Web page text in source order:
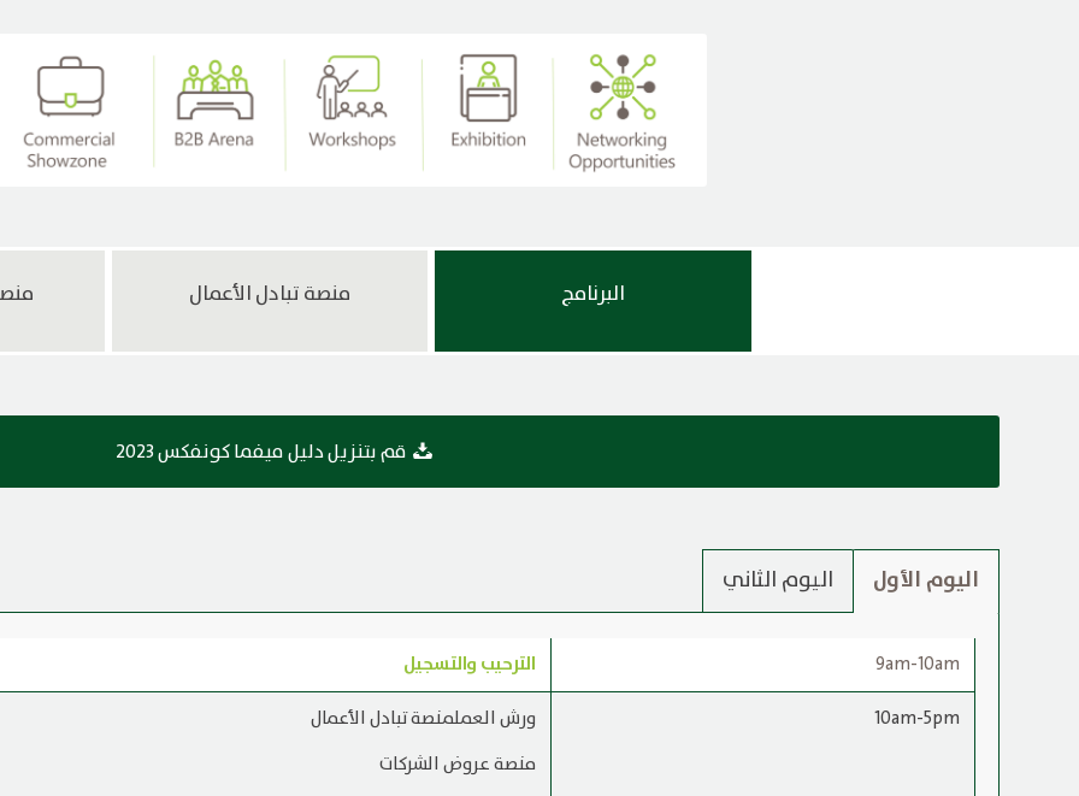
البرنامج منصة تبادل الأعمال
قم بتنزيل دليل ميفما كونفكس 2023
اليوم الأول اليوم الثاني
9am-10am الترحيب والتسجيل
10am-5pm
ورش العملمنصة تبادل الأعمال
منصة عروض الشركات